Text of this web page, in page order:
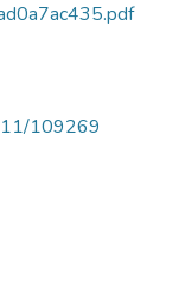
109269